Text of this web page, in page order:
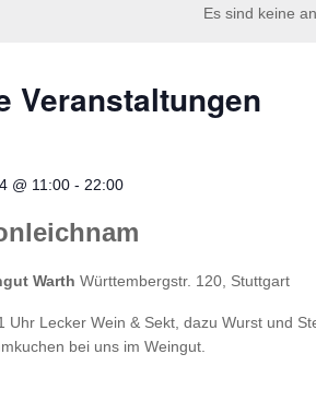
Es sind keine
Veranstaltungen
@ 11:00 - 22:00
WarthWürttembergstr. 120, Stuttgart
Uhr Lecker Wein & Sekt, dazu Wurst und
bei uns im Weingut.